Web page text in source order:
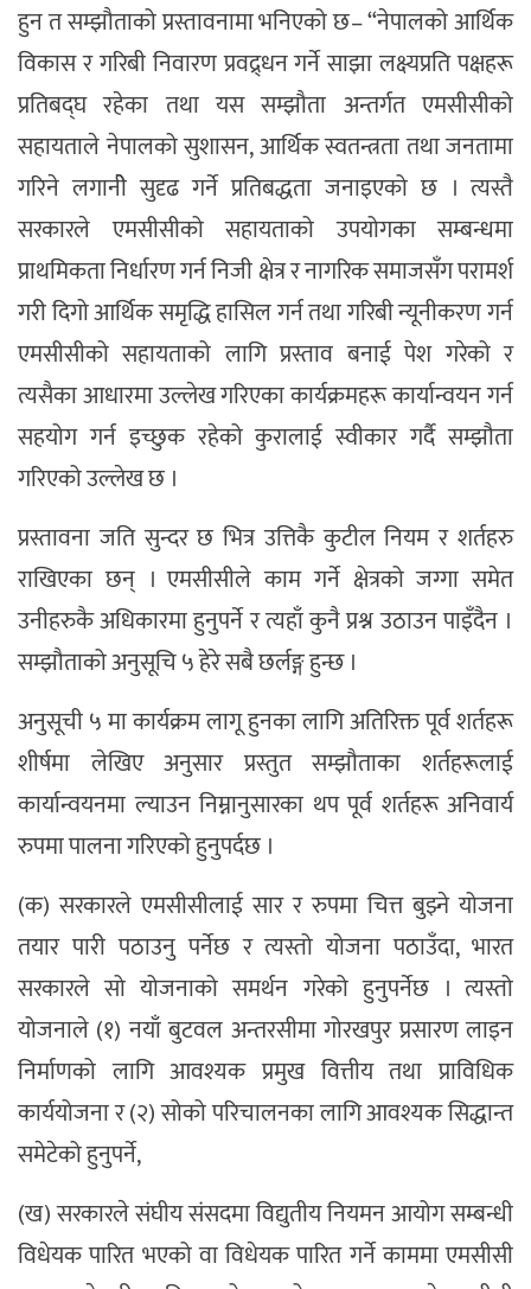
हुन त सम्झौताको प्रस्तावनामा भनिएको छ– “नेपालको आर्थिक
विकास र गरिबी निवारण प्रवद्र्धन गर्ने साझा लक्ष्यप्रति पक्षहरू
प्रतिबद्घ रहेका तथा यस सम्झौता अन्तर्गत एमसीसीको
सहायताले नेपालको सुशासन, आर्थिक स्वतन्त्रता तथा जनतामा
गरिने लगानीे सुदृढ गर्ने प्रतिबद्धता जनाइएको छ । त्यस्तै
सरकारले एमसीसीको सहायताको उपयोगका सम्बन्धमा
प्राथमिकता निर्धारण गर्न निजी क्षेत्र र नागरिक समाजसँग परामर्श
गरी दिगो आर्थिक समृद्धि हासिल गर्न तथा गरिबी न्यूनीकरण गर्न
एमसीसीको सहायताको लागि प्रस्ताव बनाई पेश गरेको र
त्यसैका आधारमा उल्लेख गरिएका कार्यक्रमहरू कार्यान्वयन गर्न
सहयोग गर्न इच्छुक रहेको कुरालाई स्वीकार गर्दै सम्झौता
गरिएको उल्लेख छ ।
प्रस्तावना जति सुन्दर छ भित्र उत्तिकै कुटील नियम र शर्तहरु
राखिएका छन् । एमसीसीले काम गर्ने क्षेत्रको जग्गा समेत
उनीहरुकै अधिकारमा हुनुपर्ने र त्यहाँ कुनै प्रश्न उठाउन पाइँदैन ।
सम्झौताको अनुसूचि ५ हेरे सबै छर्लङ्ग हुन्छ ।
अनुसूची ५ मा कार्यक्रम लागू हुनका लागि अतिरिक्त पूर्व शर्तहरू
शीर्षमा लेखिए अनुसार प्रस्तुत सम्झौताका शर्तहरूलाई
कार्यान्वयनमा ल्याउन निम्नानुसारका थप पूर्व शर्तहरू अनिवार्य
रुपमा पालना गरिएको हुनुपर्दछ ।
(क) सरकारले एमसीसीलाई सार र रुपमा चित्त बुझ्ने योजना
तयार पारी पठाउनु पर्नेछ र त्यस्तो योजना पठाउँदा, भारत
सरकारले सो योजनाको समर्थन गरेको हुनुपर्नेछ । त्यस्तो
योजनाले (१) नयाँ बुटवल अन्तरसीमा गोरखपुर प्रसारण लाइन
निर्माणको लागि आवश्यक प्रमुख वित्तीय तथा प्राविधिक
कार्ययोजना र (२) सोको परिचालनका लागि आवश्यक सिद्धान्त
समेटेको हुनुपर्ने,
(ख) सरकारले संघीय संसदमा विद्युतीय नियमन आयोग सम्बन्धी
विधेयक पारित भएको वा विधेयक पारित गर्ने काममा एमसीसी